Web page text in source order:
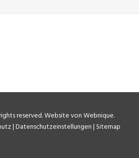
reserved.Website von Webnique.
|Datenschutzeinstellungen| Sitemap